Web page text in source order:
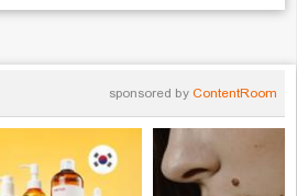
sponsored by ContentRoom